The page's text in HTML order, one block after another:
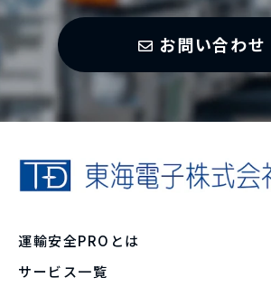
お問い合わせ
運輸安全PROとは
サービス一覧